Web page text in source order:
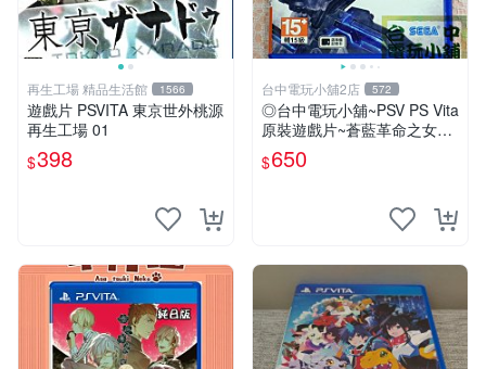
再生工場 精品生活館 1566
遊戲片 PSVITA 東京世外桃源
再生工場 01
$398
台中電玩小舖2店 572
◎台中電玩小舖~PSV PS Vita
原裝遊戲片~蒼藍革命之女武
神 中文版 中文版 ~650
$650